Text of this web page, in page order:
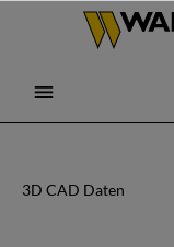
3D CAD Daten